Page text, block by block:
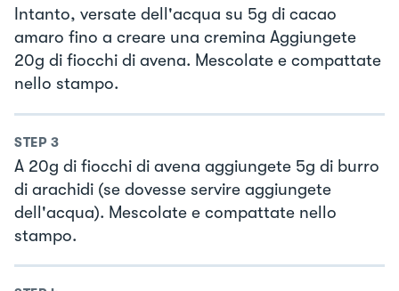
Intanto, versate dell'acqua su 5g di cacao
amaro fino a creare una cremina Aggiungete
20g di fiocchi di avena. Mescolate e compattate
nello stampo.
STEP 3
A 20g di fiocchi di avena aggiungete 5g di burro
di arachidi (se dovesse servire aggiungete
dell'acqua). Mescolate e compattate nello
stampo.